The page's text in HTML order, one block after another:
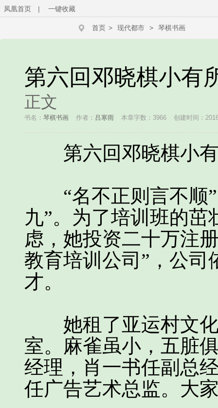
凤凰首页 | 一键收藏
首页 > 现代都市 > 琴棋书画
第六回邓晓棋小有
正文
书名： 琴棋书画 作者： 吕寒雨 本章字数：3966 创建时间：
第六回邓晓棋小
“名不正则言不顺”
九”。为了培训班的
虑，她投资二十万注
教育培训公司”，公司
才。
她租了亚运村文化
室。麻雀虽小，五脏
经理，肖一书任副总
任广告艺术总监。大